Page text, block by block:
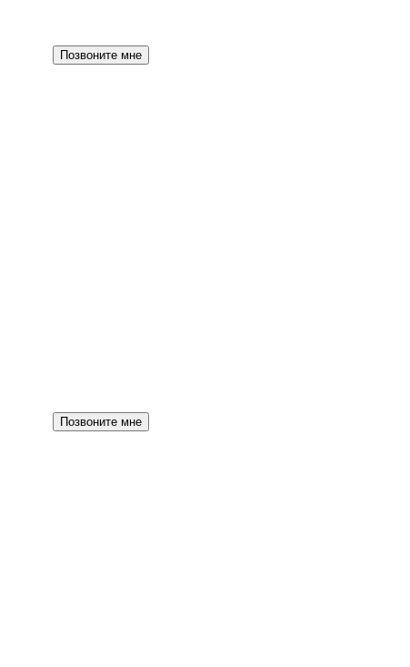
Позвоните мне
Позвоните мне